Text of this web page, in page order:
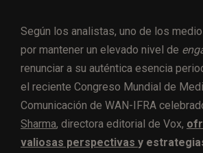
Según los analistas, uno de los
por mantener un elevado nivel de
renunciar a su auténtica esencia
el reciente Congreso Mundial de
Comunicación de WAN-IFRA
Sharma, directora editorial de Vox,
valiosas perspectivas y